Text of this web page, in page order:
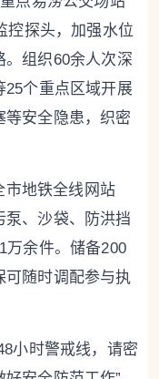
控探头，加强水位
组织60余人次深
25个重点区域开展
安全隐患，织密
市地铁全线网站
泵、沙袋、防洪挡
万余件。储备200
可随时调配参与执
小时警戒线，请密